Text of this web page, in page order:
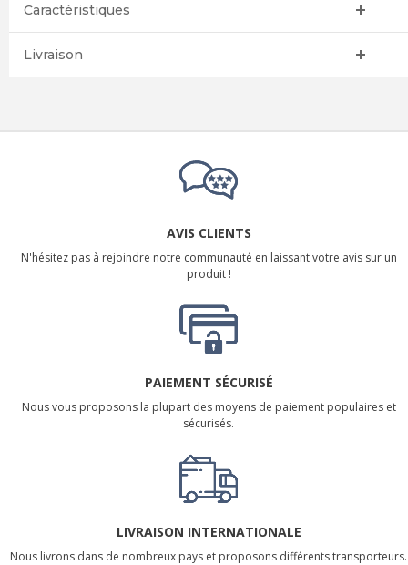
Caractéristiques
Livraison
AVIS CLIENTS
N'hésitez pas à rejoindre notre communauté en laissant votre avis sur un
produit !
PAIEMENT SÉCURISÉ
Nous vous proposons la plupart des moyens de paiement populaires et
sécurisés.
LIVRAISON INTERNATIONALE
Nous livrons dans de nombreux pays et proposons différents transporteurs.